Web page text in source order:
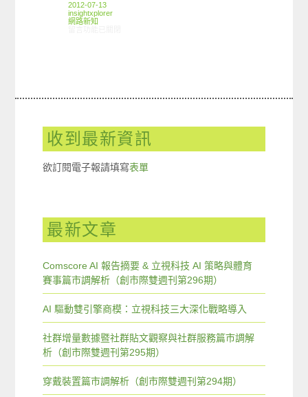
2012-07-13
insightxplorer
網路新知
收到最新資訊
欲訂閱電子報請填寫表單
最新文章
Comscore AI 報告摘要 & 立視科技 AI 策略與體育
賽事篇市調解析（創市際雙週刊第296期）
AI 驅動雙引擎商模：立視科技三大深化戰略導入
社群增量數據暨社群貼文觀察與社群服務篇市調解
析（創市際雙週刊第295期）
穿戴裝置篇市調解析（創市際雙週刊第294期）